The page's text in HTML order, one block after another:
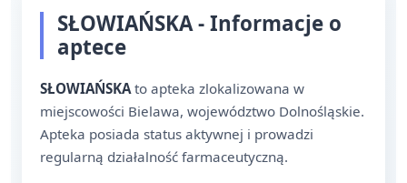
SŁOWIAŃSKA - Informacje o
aptece
SŁOWIAŃSKAto apteka zlokalizowana w
miejscowości Bielawa, województwo Dolnośląskie.
Apteka posiada status aktywnej i prowadzi
regularną działalność farmaceutyczną.